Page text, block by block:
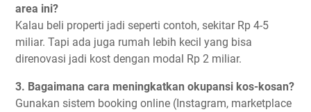
area ini?
Kalau beli properti jadi seperti contoh, sekitar Rp 4-5
miliar. Tapi ada juga rumah lebih kecil yang bisa
direnovasi jadi kost dengan modal Rp 2 miliar.
3. Bagaimana cara meningkatkan okupansi kos-kosan?
Gunakan sistem booking online (Instagram, marketplace